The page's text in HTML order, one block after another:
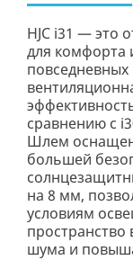
HJC i31 — это
для комфорта
сравнению с
Шлем
большей
на 8 мм,
условиям
шума и